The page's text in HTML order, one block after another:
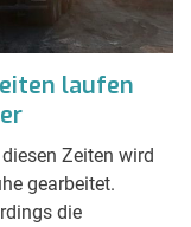
laufen
Zeiten wird
gearbeitet.
die